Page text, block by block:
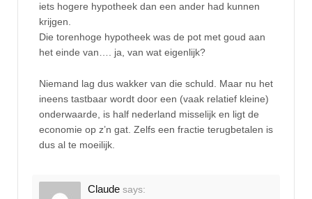
iets hogere hypotheek dan een ander had kunnen
krijgen.
Die torenhoge hypotheek was de pot met goud aan
het einde van…. ja, van wat eigenlijk?
Niemand lag dus wakker van die schuld. Maar nu het
ineens tastbaar wordt door een (vaak relatief kleine)
onderwaarde, is half nederland misselijk en ligt de
economie op z’n gat. Zelfs een fractie terugbetalen is
dus al te moeilijk.
Claude says: